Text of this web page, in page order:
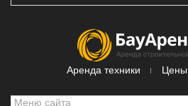
Аренда техники Цены